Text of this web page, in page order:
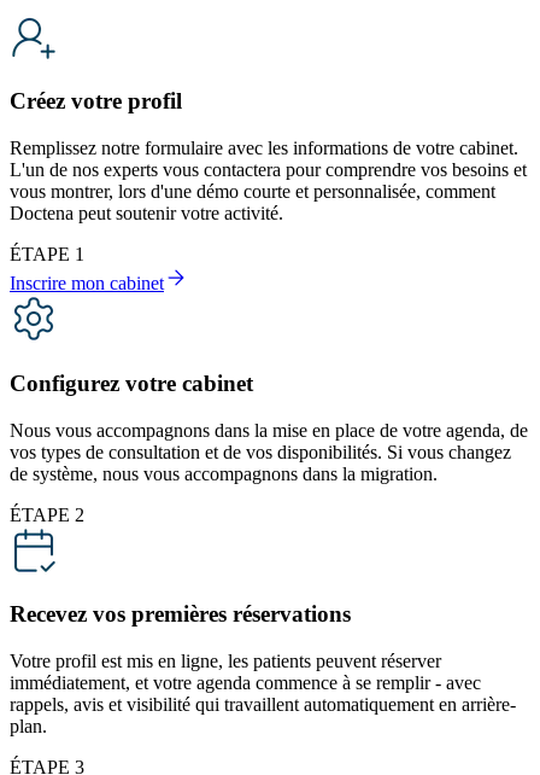
Créez votre profil
Remplissez notre formulaire avec les informations de votre cabinet.
L'un de nos experts vous contactera pour comprendre vos besoins et
vous montrer, lors d'une démo courte et personnalisée, comment
Doctena peut soutenir votre activité.
ÉTAPE 1
Inscrire mon cabinet
Configurez votre cabinet
Nous vous accompagnons dans la mise en place de votre agenda, de
vos types de consultation et de vos disponibilités. Si vous changez
de système, nous vous accompagnons dans la migration.
ÉTAPE 2
Recevez vos premières réservations
Votre profil est mis en ligne, les patients peuvent réserver
immédiatement, et votre agenda commence à se remplir - avec
rappels, avis et visibilité qui travaillent automatiquement en arrière-
plan.
ÉTAPE 3